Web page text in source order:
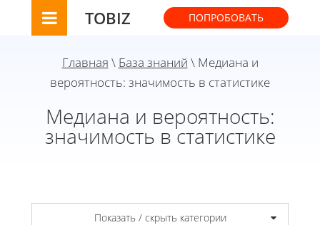
TOBIZ ПОПРОБОВАТЬ
Главная \ База знаний \ Медиана и
вероятность: значимость в статистике
Медиана и вероятность:
значимость в статистике
Показать / скрыть категории